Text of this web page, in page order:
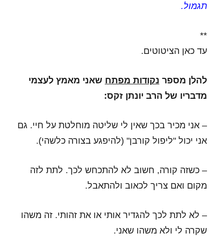
תגמול.
**
עד כאן הציטוטים.
להלן מספר נקודות מפתח שאני מאמץ לעצמי
מדבריו של הרב יונתן זקס:
– אני מכיר בכך שאין לי שליטה מוחלטת על חיי. גם
אני יכול "ליפול קורבן" (להיפגע בצורה כלשהי).
– כשזה קורה, חשוב לא להתכחש לכך. לתת לזה
מקום ואם צריך לכאוב ולהתאבל.
– לא לתת לכך להגדיר אותי או את זהותי. זה משהו
שקרה לי ולא משהו שאני.